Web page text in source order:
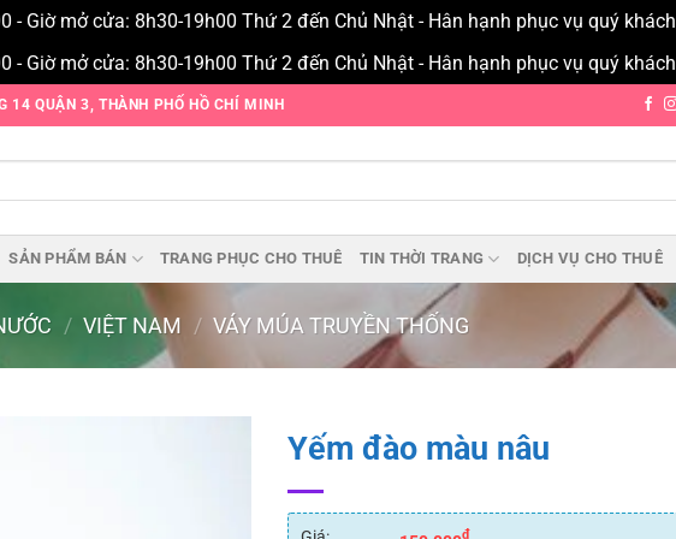
- Giờ mở cửa: 8h30-19h00 Thứ 2 đến Chủ Nhật - Hân hạnh phục vụ quý khách
- Giờ mở cửa: 8h30-19h00 Thứ 2 đến Chủ Nhật - Hân hạnh phục vụ quý khách
QUẬN 3, THÀNH PHỐ HỒ CHÍ MINH
SẢN PHẨM BÁN TRANG PHỤC CHO THUÊ TIN THỜI TRANG DỊCH VỤ CHO THUÊ
/ VIỆT NAM / VÁY MÚA TRUYỀN THỐNG
Yếm đào màu nâu
₫